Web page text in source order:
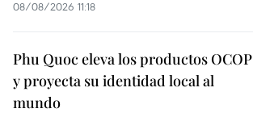
08/08/2026 11:18
Phu Quoc eleva los productos OCOP
y proyecta su identidad local al
mundo